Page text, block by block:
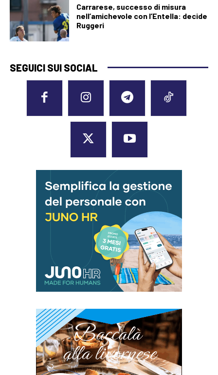
Carrarese, successo di misura
nell’amichevole con l’Entella: decide
Ruggeri
SEGUICI SUI SOCIAL